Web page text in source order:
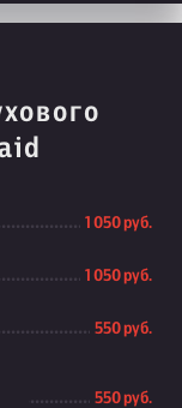
1 050 руб.
1 050 руб.
550 руб.
550 руб.